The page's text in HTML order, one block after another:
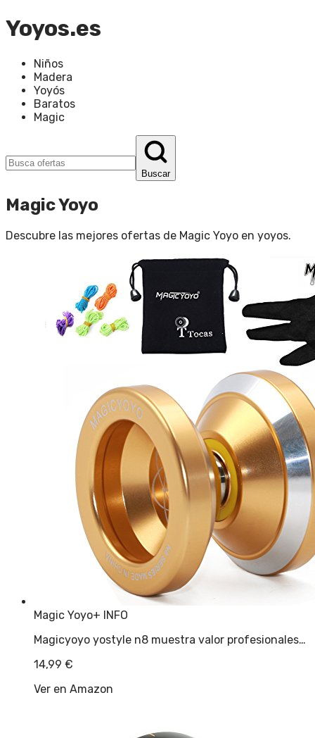
Yoyos.es
Niños
Madera
Yoyós
Baratos
Magic
Buscar
Magic Yoyo
Descubre las mejores ofertas de Magic Yoyo en yoyos.
Magic Yoyo+ INFO
Magicyoyo yostyle n8 muestra valor profesionales…
14,99 €
Ver en Amazon